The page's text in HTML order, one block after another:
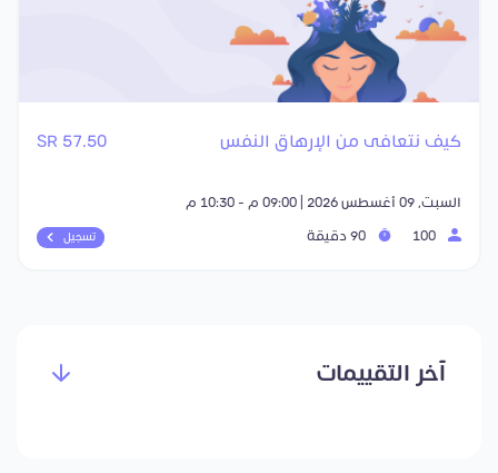
كيف نتعافى من الإرهاق النفس 57.50 SR
السبت, 09 أغسطس 2026 | 09:00 م - 10:30 م
تسجيل
آخر التقييمات